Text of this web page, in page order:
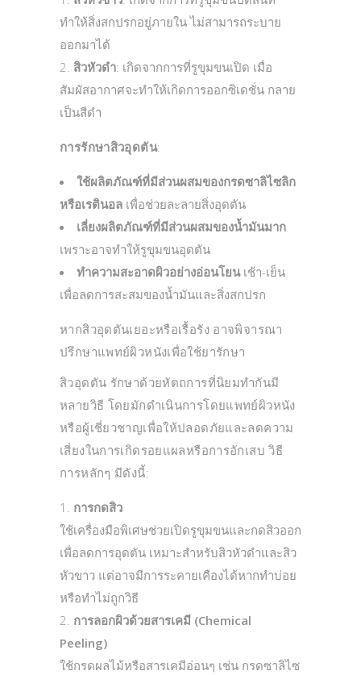
ทำให้สิ่งสกปรกอยู่ภายใน ไม่สามารถระบาย
ออกมาได้
สิวหัวดำ: เกิดจากการที่รูขุมขนเปิด เมื่อ
สัมผัสอากาศจะทำให้เกิดการออกซิเดชั่น กลาย
เป็นสีดำ
การรักษาสิวอุดตัน:
ใช้ผลิตภัณฑ์ที่มีส่วนผสมของกรดซาลิไซลิก
หรือเรตินอล เพื่อช่วยละลายสิ่งอุดตัน
เลี่ยงผลิตภัณฑ์ที่มีส่วนผสมของน้ำมันมาก
เพราะอาจทำให้รูขุมขนอุดตัน
ทำความสะอาดผิวอย่างอ่อนโยนเช้า-เย็น
เพื่อลดการสะสมของน้ำมันและสิ่งสกปรก
หากสิวอุดตันเยอะหรือเรื้อรัง อาจพิจารณา
ปรึกษาแพทย์ผิวหนังเพื่อใช้ยารักษา
สิวอุดตัน รักษาด้วยหัตถการที่นิยมทำกันมี
หลายวิธี โดยมักดำเนินการโดยแพทย์ผิวหนัง
หรือผู้เชี่ยวชาญเพื่อให้ปลอดภัยและลดความ
เสี่ยงในการเกิดรอยแผลหรือการอักเสบ วิธี
การหลักๆ มีดังนี้:
การกดสิว
ใช้เครื่องมือพิเศษช่วยเปิดรูขุมขนและกดสิวออก
เพื่อลดการอุดตัน เหมาะสำหรับสิวหัวดำและสิว
หัวขาว แต่อาจมีการระคายเคืองได้หากทำบ่อย
หรือทำไม่ถูกวิธี
การลอกผิวด้วยสารเคมี (Chemical
Peeling)
ใช้กรดผลไม้หรือสารเคมีอ่อนๆ เช่น กรดซาลิไซ